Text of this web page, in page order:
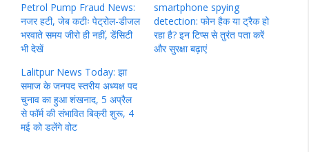
Petrol Pump Fraud News:
नजर हटी, जेब कटीः पेट्रोल-डीजल
भरवाते समय जीरो ही नहीं, डेंसिटी
भी देखें
smartphone spying
detection: फोन हैक या ट्रैक हो
रहा है? इन टिप्स से तुरंत पता करें
और सुरक्षा बढ़ाएं
Lalitpur News Today: झा
समाज के जनपद स्तरीय अध्यक्ष पद
चुनाव का हुआ शंखनाद, 5 अप्रैल
से फॉर्म की संभावित बिक्री शुरू, 4
मई को डलेंगे वोट